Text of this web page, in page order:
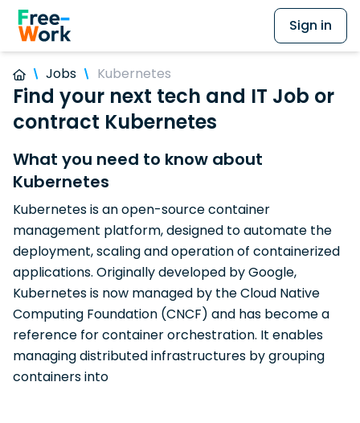
Sign in
Jobs Kubernetes
Find your next tech and IT Job or
contract Kubernetes
What you need to know about
Kubernetes
Kubernetes is an open-source container
management platform, designed to automate the
deployment, scaling and operation of containerized
applications. Originally developed by Google,
Kubernetes is now managed by the Cloud Native
Computing Foundation (CNCF) and has become a
reference for container orchestration. It enables
managing distributed infrastructures by grouping
containers into